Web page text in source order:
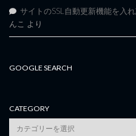
サイトのSSL自動更新機能を入
んこ より
GOOGLE SEARCH
CATEGORY
category